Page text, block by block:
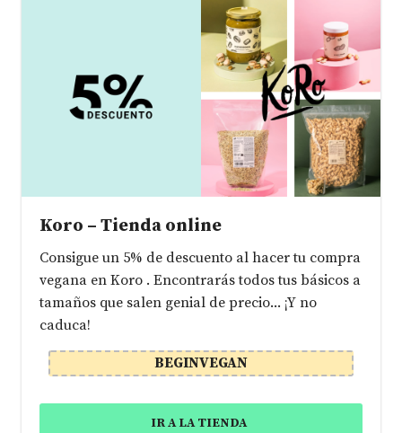
Koro – Tienda online
Consigue un 5% de descuento al hacer tu compra
vegana en Koro . Encontrarás todos tus básicos a
tamaños que salen genial de precio... ¡Y no
caduca!
BEGINVEGAN
IR A LA TIENDA